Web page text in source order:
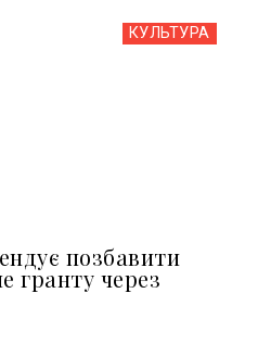
КУЛЬТУРА
позбавити
гранту через